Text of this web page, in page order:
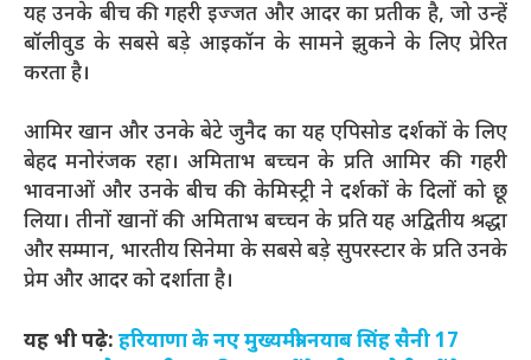
यह उनके बीच की गहरी इज्जत और आदर का प्रतीक है, जो उन्हें
बॉलीवुड के सबसे बड़े आइकॉन के सामने झुकने के लिए प्रेरित
करता है।
आमिर खान और उनके बेटे जुनैद का यह एपिसोड दर्शकों के लिए
बेहद मनोरंजक रहा। अमिताभ बच्चन के प्रति आमिर की गहरी
भावनाओं और उनके बीच की केमिस्ट्री ने दर्शकों के दिलों को छू
लिया। तीनों खानों की अमिताभ बच्चन के प्रति यह अद्वितीय श्रद्धा
और सम्मान, भारतीय सिनेमा के सबसे बड़े सुपरस्टार के प्रति उनके
प्रेम और आदर को दर्शाता है।
यह भी पढ़े: हरियाणा के नए मुख्यमंत्री नयाब सिंह सैनी 17